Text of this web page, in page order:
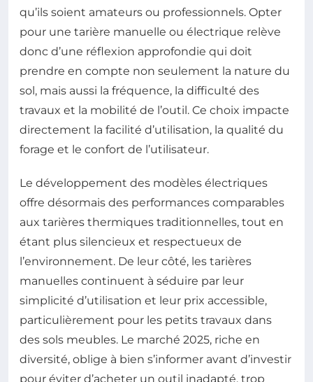
qu’ils soient amateurs ou professionnels. Opter
pour une tarière manuelle ou électrique relève
donc d’une réflexion approfondie qui doit
prendre en compte non seulement la nature du
sol, mais aussi la fréquence, la difficulté des
travaux et la mobilité de l’outil. Ce choix impacte
directement la facilité d’utilisation, la qualité du
forage et le confort de l’utilisateur.
Le développement des modèles électriques
offre désormais des performances comparables
aux tarières thermiques traditionnelles, tout en
étant plus silencieux et respectueux de
l’environnement. De leur côté, les tarières
manuelles continuent à séduire par leur
simplicité d’utilisation et leur prix accessible,
particulièrement pour les petits travaux dans
des sols meubles. Le marché 2025, riche en
diversité, oblige à bien s’informer avant d’investir
pour éviter d’acheter un outil inadapté, trop